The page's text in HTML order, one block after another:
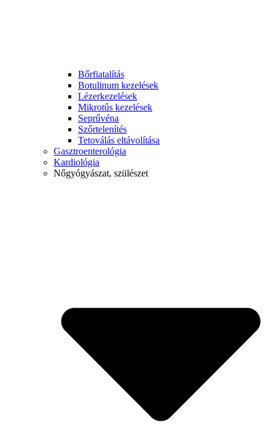
Bőrfiatalítás
Botulinum kezelések
Lézerkezelések
Mikrotűs kezelések
Seprűvéna
Szőrtelenítés
Tetoválás eltávolítása
Gasztroenterológia
Kardiológia
Nőgyógyászat, szülészet